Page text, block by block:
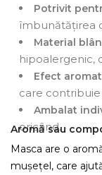
Potrivit
îmbunătățirea
Material
hipoalergenic,
Efect
care contribuie
Ambalat
oricând.
Aromă sau
Masca are o
mușețel, care